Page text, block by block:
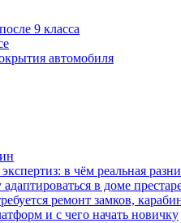
9 класса
автомобиля
в чём реальная
в доме
ремонт замков,
и с чего начать новичку